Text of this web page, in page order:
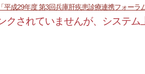
平成29年度 第3回兵庫肝疾患診療連携フォーラム
クされていませんが、システム